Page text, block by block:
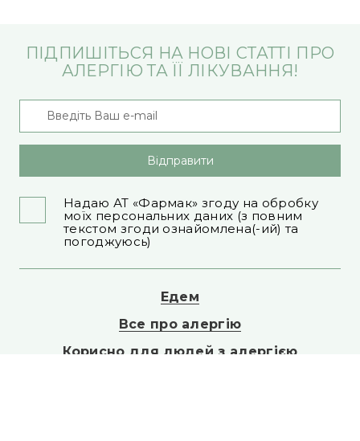
ПІДПИШІТЬСЯ НА НОВІ СТАТТІ ПРО
АЛЕРГІЮ ТА ЇЇ ЛІКУВАННЯ!
Відправити
Надаю АТ «Фармак» згоду на обробку
моїх персональних даних (з повним
текстом згоди ознайомлена(-ий) та
погоджуюсь)
Едем
Все про алергію
Корисно для людей з алергією